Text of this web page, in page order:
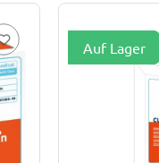
Auf Lager